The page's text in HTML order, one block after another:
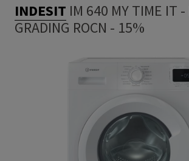
INDESIT IM 640 MY TIME IT -
GRADING ROCN - 15%